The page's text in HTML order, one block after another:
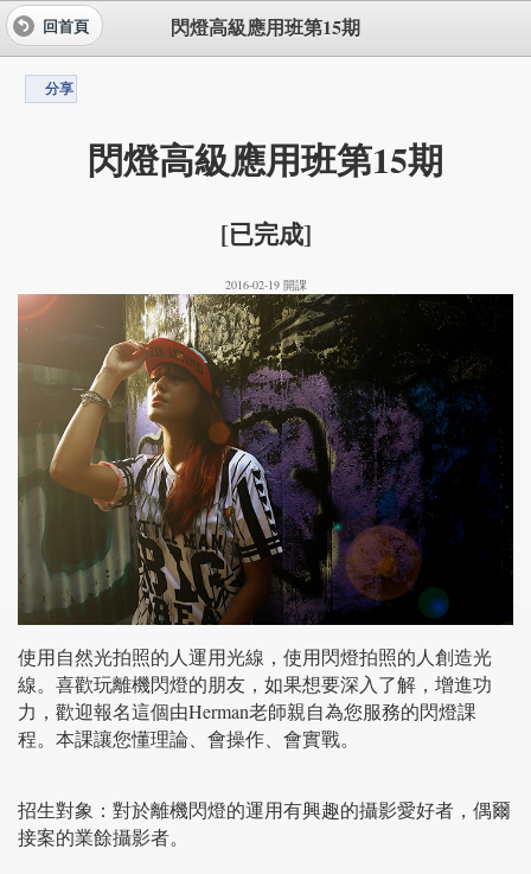
閃燈高級應用班第15期
回首頁
分享
閃燈高級應用班第15期
[已完成]
2016-02-19 開課
使用自然光拍照的人運用光線，使用閃燈拍照的人創造光
線。喜歡玩離機閃燈的朋友，如果想要深入了解，增進功
力，歡迎報名這個由Herman老師親自為您服務的閃燈課
程。本課讓您懂理論、會操作、會實戰。
招生對象：對於離機閃燈的運用有興趣的攝影愛好者，偶爾
接案的業餘攝影者。